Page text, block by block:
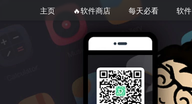
主页 🔥软件商店 每天必看 软件